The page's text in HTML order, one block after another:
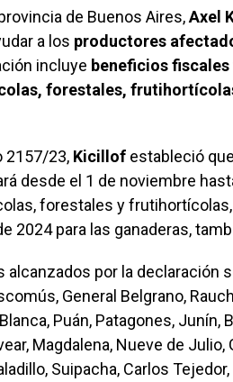
de Buenos Aires,Axel
a los productores
incluye beneficios
forestales,
2157/23, Kicillof estableció
desde el 1 de noviembre
forestales y
2024 para las ganaderas,
alcanzados por la declaración
General Belgrano,
Puán, Patagones, Junín,
Magdalena, Nueve de
Suipacha, Carlos